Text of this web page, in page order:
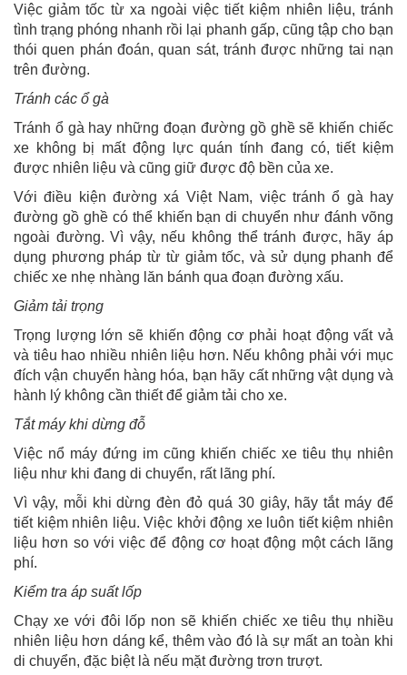
Việc giảm tốc từ xa ngoài việc tiết kiệm nhiên liệu, tránh
tình trạng phóng nhanh rồi lại phanh gấp, cũng tập cho bạn
thói quen phán đoán, quan sát, tránh được những tai nạn
trên đường.
Tránh các ổ gà
Tránh ổ gà hay những đoạn đường gồ ghề sẽ khiến chiếc
xe không bị mất động lực quán tính đang có, tiết kiệm
được nhiên liệu và cũng giữ được độ bền của xe.
Với điều kiện đường xá Việt Nam, việc tránh ổ gà hay
đường gồ ghề có thể khiến bạn di chuyển như đánh võng
ngoài đường. Vì vậy, nếu không thể tránh được, hãy áp
dụng phương pháp từ từ giảm tốc, và sử dụng phanh để
chiếc xe nhẹ nhàng lăn bánh qua đoạn đường xấu.
Giảm tải trọng
Trọng lượng lớn sẽ khiến động cơ phải hoạt động vất vả
và tiêu hao nhiều nhiên liệu hơn. Nếu không phải với mục
đích vận chuyển hàng hóa, bạn hãy cất những vật dụng và
hành lý không cần thiết để giảm tải cho xe.
Tắt máy khi dừng đỗ
Việc nổ máy đứng im cũng khiến chiếc xe tiêu thụ nhiên
liệu như khi đang di chuyển, rất lãng phí.
Vì vậy, mỗi khi dừng đèn đỏ quá 30 giây, hãy tắt máy để
tiết kiệm nhiên liệu. Việc khởi động xe luôn tiết kiệm nhiên
liệu hơn so với việc để động cơ hoạt động một cách lãng
phí.
Kiểm tra áp suất lốp
Chạy xe với đôi lốp non sẽ khiến chiếc xe tiêu thụ nhiều
nhiên liệu hơn dáng kể, thêm vào đó là sự mất an toàn khi
di chuyển, đặc biệt là nếu mặt đường trơn trượt.